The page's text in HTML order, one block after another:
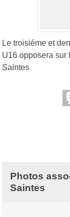
Le troisiéme et
U16 opposera sur
Saintes
Photos
Saintes